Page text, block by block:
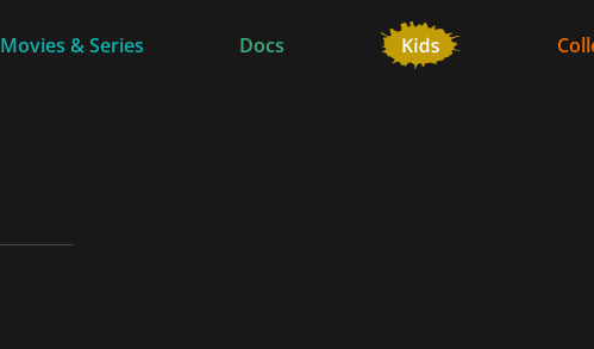
Movies & Series Docs